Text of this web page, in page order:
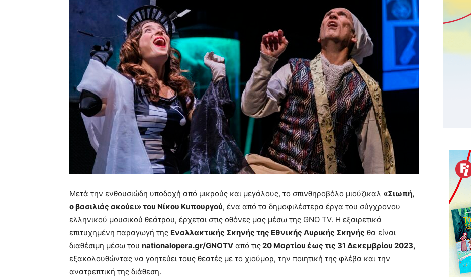
Μετά την ενθουσιώδη υποδοχή από μικρούς και μεγάλους, το σπινθηροβόλο μιούζικαλ «Σιωπή,
ο βασιλιάς ακούει» του Νίκου Κυπουργού, ένα από τα δημοφιλέστερα έργα του σύγχρονου
ελληνικού μουσικού θεάτρου, έρχεται στις οθόνες μας μέσω της GNO TV. Η εξαιρετικά
επιτυχημένη παραγωγή της Εναλλακτικής Σκηνής της Εθνικής Λυρικής Σκηνής θα είναι
διαθέσιμη μέσω του nationalopera.gr/GNOTV από τις20 Μαρτίου έως τις 31 Δεκεμβρίου 2023,
εξακολουθώντας να γοητεύει τους θεατές με το χιούμορ, την ποιητική της φλέβα και την
ανατρεπτική της διάθεση.